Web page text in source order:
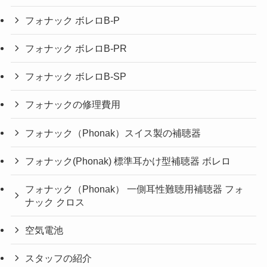
フォナック ボレロB-P
フォナック ボレロB-PR
フォナック ボレロB-SP
フォナックの修理費用
フォナック（Phonak）スイス製の補聴器
フォナック(Phonak) 標準耳かけ型補聴器 ボレロ
フォナック（Phonak） 一側耳性難聴用補聴器 フォ
ナック クロス
空気電池
スタッフの紹介